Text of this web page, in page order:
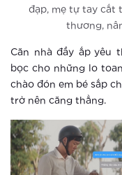
đạp, mẹ tự tay cắt
thương,
Căn nhà đầy ắp yêu
bọc cho những lo
chào đón em bé sắp
trở nên căng thẳng.
Xem
The
Xem
tại